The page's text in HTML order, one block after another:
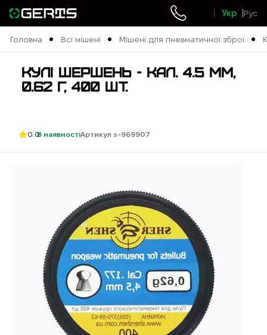
Укр Рус
Головна Всі мішені Мішені для пневматичної зброї
КУЛІ ШЕРШЕНЬ - КАЛ. 4.5 ММ,
0.62 Г, 400 ШТ.
0.0В наявностіАртикул s-969907